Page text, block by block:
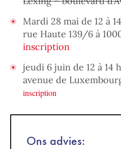
Mardi 28 mai de 12 à
rue Haute 139/6 à
inscription
jeudi 6 juin de 12 à 14
avenue de
inscription
Ons advies: